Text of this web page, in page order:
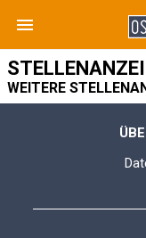
WEITERE